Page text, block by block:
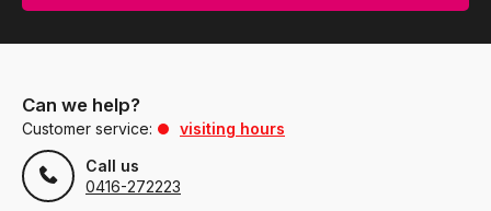
Can we help?
Customer service:
visiting hours
Call us
0416-272223